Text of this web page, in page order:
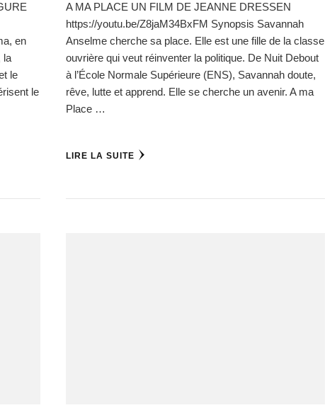
en
la
le
le
A MA PLACE UN FILM DE JEANNE DRESSEN
https://youtu.be/Z8jaM34BxFM Synopsis Savannah
Anselme cherche sa place. Elle est une fille de la classe
ouvrière qui veut réinventer la politique. De Nuit Debout
à l’École Normale Supérieure (ENS), Savannah doute,
rêve, lutte et apprend. Elle se cherche un avenir. A ma
Place …
LIRE LA SUITE